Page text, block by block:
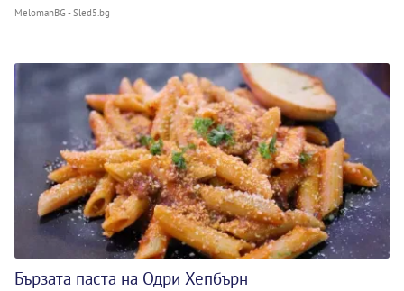
MelomanBG - Sled5.bg
Бързата паста на Одри Хепбърн